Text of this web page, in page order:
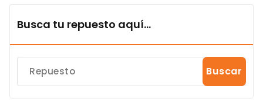
Busca tu repuesto aquí...
Buscar